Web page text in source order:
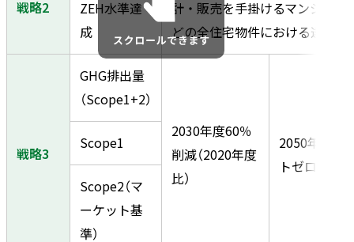
戦略2
ZEH水準達
成
計・販売を手掛けるマンション
どの全住宅物件における達成
戦略3
GHG排出量
（Scope1+2）
2030年度60％
削減（2020年度
比）
2050年度ネ
トゼロ達成
Scope1
Scope2（マ
ーケット基
準）